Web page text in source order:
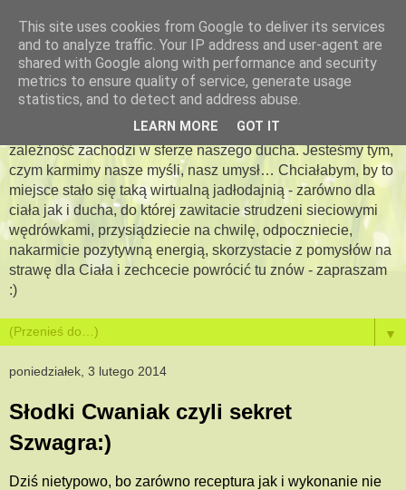
Apetyt na więcej -
jadłodajnia dla duszy i ciała
Bo jesteś tym, co jesz…. Pewna jestem, że podobna
zależność zachodzi w sferze naszego ducha. Jesteśmy tym,
czym karmimy nasze myśli, nasz umysł… Chciałabym, by to
miejsce stało się taką wirtualną jadłodajnią - zarówno dla
ciała jak i ducha, do której zawitacie strudzeni sieciowymi
wędrówkami, przysiądziecie na chwilę, odpoczniecie,
nakarmicie pozytywną energią, skorzystacie z pomysłów na
strawę dla Ciała i zechcecie powrócić tu znów - zapraszam
:)
▼
poniedziałek, 3 lutego 2014
Słodki Cwaniak czyli sekret
Szwagra:)
Dziś nietypowo, bo zarówno receptura jak i wykonanie nie
This site uses cookies from Google to deliver its services
and to analyze traffic. Your IP address and user-agent are
shared with Google along with performance and security
metrics to ensure quality of service, generate usage
statistics, and to detect and address abuse.
LEARN MORE GOT IT